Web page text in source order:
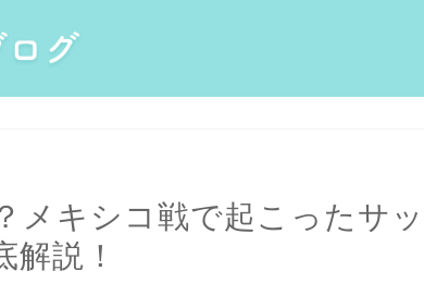
メキシコ戦で起こったサ
解説！